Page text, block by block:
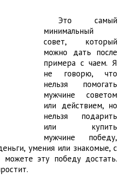
Это самый
минимальный
совет, который
можно дать после
примера с чаем. Я
не говорю, что
нельзя помогать
мужчине советом
или действием, но
нельзя подарить
или купить
мужчине победу,
умения или знакомые, с
эту победу достать.